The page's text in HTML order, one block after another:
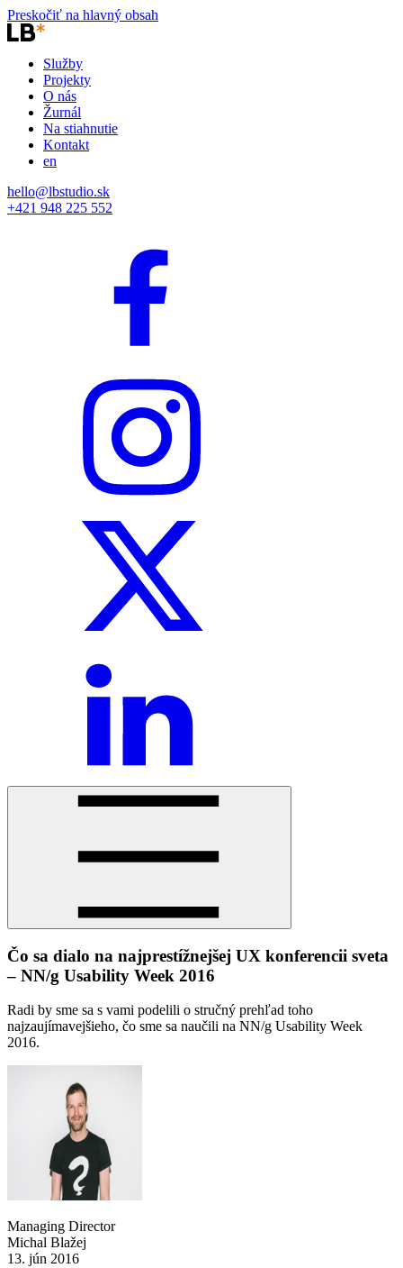
Preskočiť na hlavný obsah
Služby
Projekty
O nás
Žurnál
Na stiahnutie
Kontakt
en
hello@lbstudio.sk
+421 948 225 552
Čo sa dialo na najprestížnejšej UX konferencii sveta
– NN/g Usability Week 2016
Radi by sme sa s vami podelili o stručný prehľad toho
najzaujímavejšieho, čo sme sa naučili na NN/g Usability Week
2016.
Managing Director
Michal Blažej
13. jún 2016